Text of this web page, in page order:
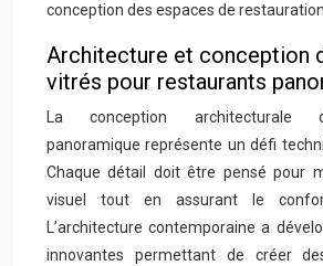
conception des espaces de restauration.
Architecture et conception
vitrés pour restaurants
La conception architecturale
panoramique représente un défi
Chaque détail doit être pensé pour
visuel tout en assurant le
L’architecture contemporaine a
innovantes permettant de créer